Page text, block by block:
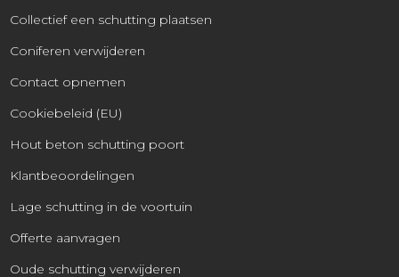
Collectief een schutting plaatsen
Coniferen verwijderen
Contact opnemen
Cookiebeleid (EU)
Hout beton schutting poort
Klantbeoordelingen
Lage schutting in de voortuin
Offerte aanvragen
Oude schutting verwijderen